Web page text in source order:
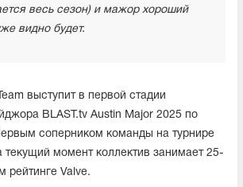
весь сезон) и мажор хороший
видно будет.
выступит в первой стадии
BLAST.tv Austin Major 2025 по
соперником команды на турнире
текущий момент коллектив занимает 25-
рейтинге Valve.